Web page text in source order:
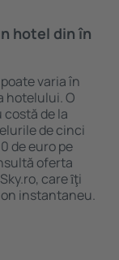
hotel din în
varia în
hotelului. O
de la
de cinci
de euro pe
oferta
care ȋţi
instantaneu.